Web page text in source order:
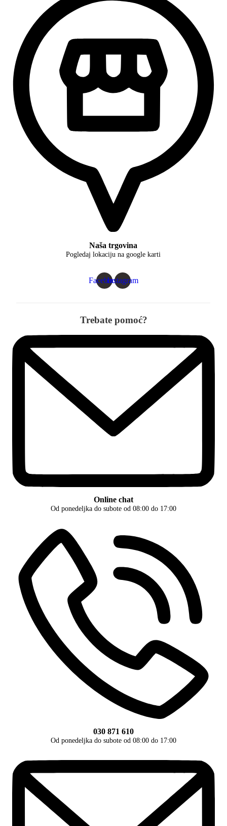
Naša trgovina
Pogledaj lokaciju na google karti
FacebookInstagram
Trebate pomoć?
Online chat
Od ponedeljka do subote od 08:00 do 17:00
030 871 610
Od ponedeljka do subote od 08:00 do 17:00